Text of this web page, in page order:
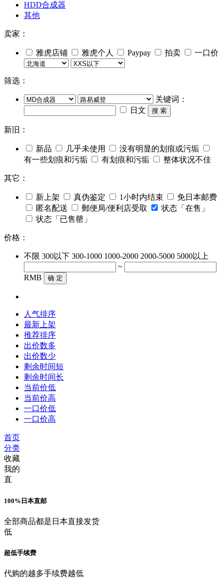
HDD合成器
其他
卖家：
雅虎店铺 雅虎个人 Paypay 拍卖 一口价
筛选：
关键词：
日文
搜 索
新旧：
新品 几乎未使用
没有明显的划痕或污垢
有一些划痕和污垢
有划痕和污垢 整体状况不佳
其它：
新上架 真伪鉴定 1小时内结束
免日本邮费
匿名配送
郵便局/便利店受取
状态「在售」
状态「已售罄」
价格：
不限 300以下 300-1000 1000-2000 2000-5000 5000以上
~
RMB
确 定
人气排序
最新上架
推荐排序
出价数多
出价数少
剩余时间短
剩余时间长
当前价低
当前价高
一口价低
一口价高
首页
分类
收藏
我的
直
100%日本直邮
全部商品都是日本直接发货
低
超低手续费
代购的越多手续费越低